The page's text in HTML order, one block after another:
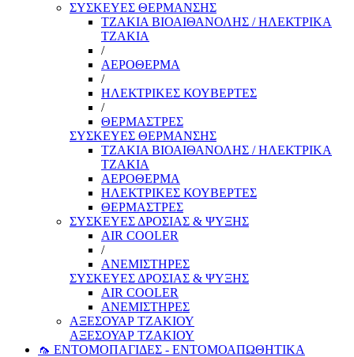
ΣΥΣΚΕΥΕΣ ΘΕΡΜΑΝΣΗΣ
ΤΖΑΚΙΑ ΒΙΟΑΙΘΑΝΟΛΗΣ / ΗΛΕΚΤΡΙΚΑ
ΤΖΑΚΙΑ
/
ΑΕΡΟΘΕΡΜΑ
/
ΗΛΕΚΤΡΙΚΕΣ ΚΟΥΒΕΡΤΕΣ
/
ΘΕΡΜΑΣΤΡΕΣ
ΣΥΣΚΕΥΕΣ ΘΕΡΜΑΝΣΗΣ
ΤΖΑΚΙΑ ΒΙΟΑΙΘΑΝΟΛΗΣ / ΗΛΕΚΤΡΙΚΑ
ΤΖΑΚΙΑ
ΑΕΡΟΘΕΡΜΑ
ΗΛΕΚΤΡΙΚΕΣ ΚΟΥΒΕΡΤΕΣ
ΘΕΡΜΑΣΤΡΕΣ
ΣΥΣΚΕΥΕΣ ΔΡΟΣΙΑΣ & ΨΥΞΗΣ
AIR COOLER
/
ΑΝΕΜΙΣΤΗΡΕΣ
ΣΥΣΚΕΥΕΣ ΔΡΟΣΙΑΣ & ΨΥΞΗΣ
AIR COOLER
ΑΝΕΜΙΣΤΗΡΕΣ
ΑΞΕΣΟΥΑΡ ΤΖΑΚΙΟΥ
ΑΞΕΣΟΥΑΡ ΤΖΑΚΙΟΥ
🦟 ΕΝΤΟΜΟΠΑΓΙΔΕΣ - ΕΝΤΟΜΟΑΠΩΘΗΤΙΚΑ